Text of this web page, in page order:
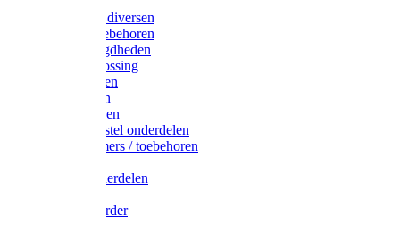
Koe / Stier diversen
Melkers toebehoren
Stalbenodigdheden
Kalververlossing
Stierenringen
Onthoornen
Kalverflessen
Koerugborstel onderdelen
Kalveremmers / toebehoren
Koelift onderdelen
Uieronthaarder